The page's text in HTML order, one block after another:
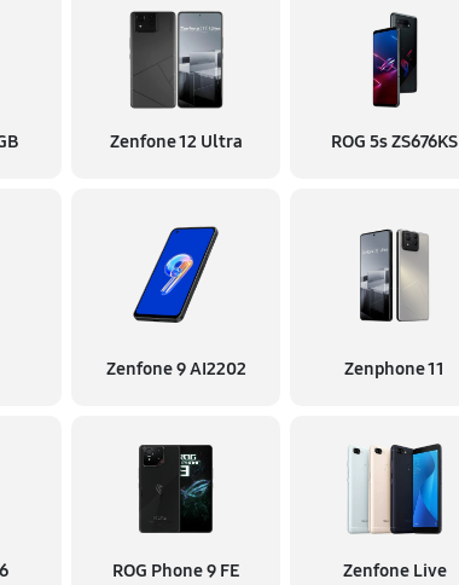
Zenfone 12 Ultra ROG 5s ZS676KS
Zenfone 9 AI2202 Zenphone 11
ROG Phone 9 FE Zenfone Live